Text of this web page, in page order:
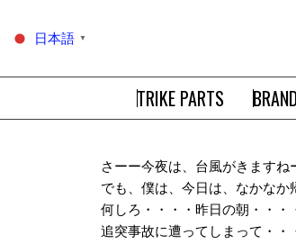
日本語 ▼
TRIKE PARTS
さーー今夜は、台風がきますね
でも、僕は、今日は、なかな
何しろ・・・・昨日の朝・・・
追突事故に遭ってしまって・・